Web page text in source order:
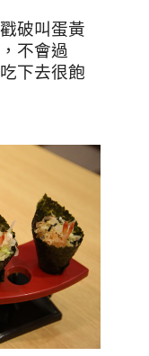
破叫蛋黃
不會過
下去很飽